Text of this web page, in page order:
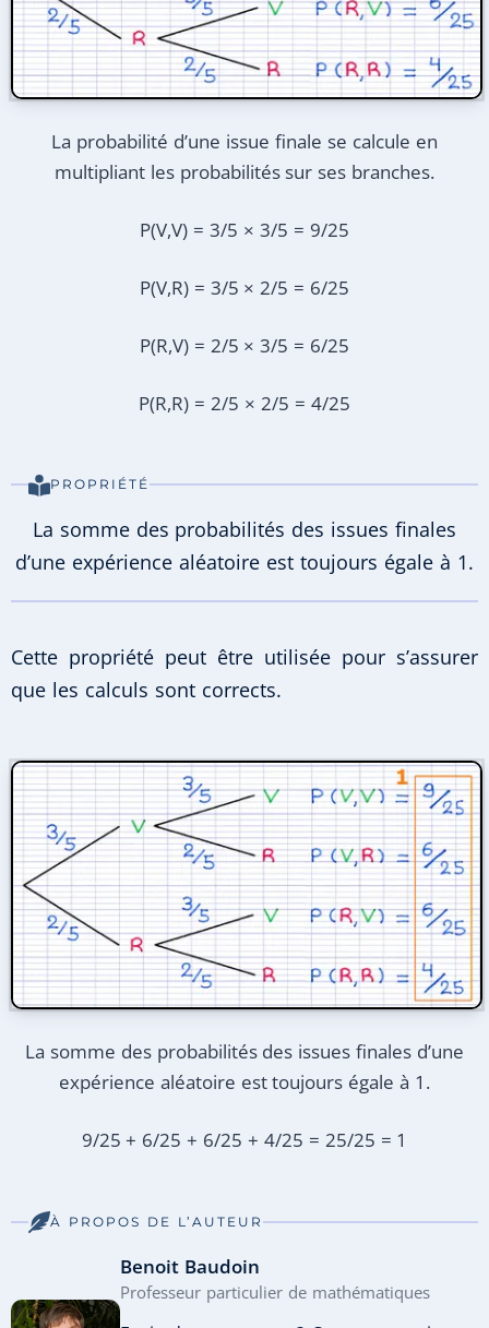
La probabilité d’une issue finale se calcule en
multipliant les probabilités sur ses branches.
P(V,V) = 3/5 × 3/5 = 9/25
P(V,R) = 3/5 × 2/5 = 6/25
P(R,V) = 2/5 × 3/5 = 6/25
P(R,R) = 2/5 × 2/5 = 4/25
PROPRIÉTÉ
La somme des probabilités des issues finales
d’une expérience aléatoire est toujours égale à 1.
Cette propriété peut être utilisée pour s’assurer
que les calculs sont corrects.
La somme des probabilités des issues finales d’une
expérience aléatoire est toujours égale à 1.
9/25 + 6/25 + 6/25 + 4/25 = 25/25 = 1
À PROPOS DE L’AUTEUR
Benoit Baudoin
Professeur particulier de mathématiques